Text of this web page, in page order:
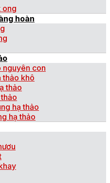
ong
hoàn
nguyên con
thảo khô
thảo
hạ thảo
hạ thảo